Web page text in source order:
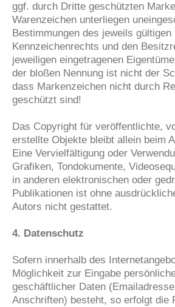
ggf. durch Dritte geschützten
Warenzeichen unterliegen
Bestimmungen des jeweils gültigen
Kennzeichenrechts und den
jeweiligen eingetragenen
der bloßen Nennung ist nicht der
dass Markenzeichen nicht durch
geschützt sind!
Das Copyright für veröffentlichte,
erstellte Objekte bleibt allein beim
Eine Vervielfältigung oder
Grafiken, Tondokumente,
in anderen elektronischen oder
Publikationen ist ohne
Autors nicht gestattet.
4. Datenschutz
Sofern innerhalb des
Möglichkeit zur Eingabe
geschäftlicher Daten
Anschriften) besteht, so erfolgt die